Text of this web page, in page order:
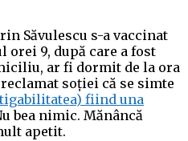
Săvulescu s-a vaccinat
9, după care a fost
ar fi dormit de la ora
reclamat soției că se simte
fiind una
bea nimic. Mănâncă
apetit.